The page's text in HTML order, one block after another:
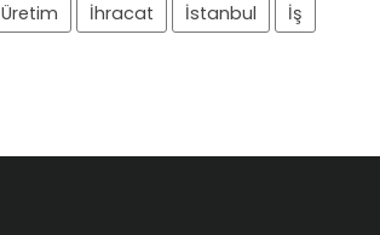
Üretim İhracat İstanbul
İş